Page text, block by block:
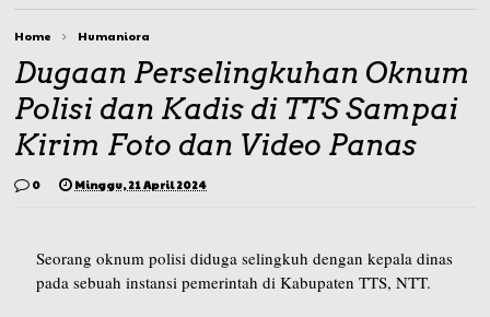
Home Humaniora
Dugaan Perselingkuhan Oknum
Polisi dan Kadis di TTS Sampai
Kirim Foto dan Video Panas
0 Minggu, 21 April 2024
Seorang oknum polisi diduga selingkuh dengan kepala dinas
pada sebuah instansi pemerintah di Kabupaten TTS, NTT.